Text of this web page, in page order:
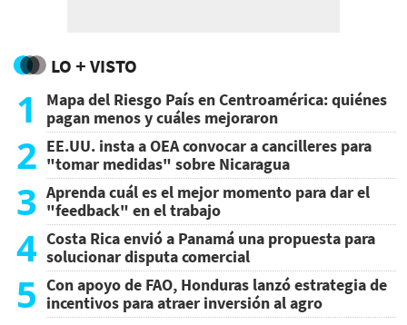
LO + VISTO
1
Mapa del Riesgo País en Centroamérica: quiénes
pagan menos y cuáles mejoraron
2 EE.UU. insta a OEA convocar a cancilleres para
"tomar medidas" sobre Nicaragua
3 Aprenda cuál es el mejor momento para dar el
"feedback" en el trabajo
4 Costa Rica envió a Panamá una propuesta para
solucionar disputa comercial
5 Con apoyo de FAO, Honduras lanzó estrategia de
incentivos para atraer inversión al agro